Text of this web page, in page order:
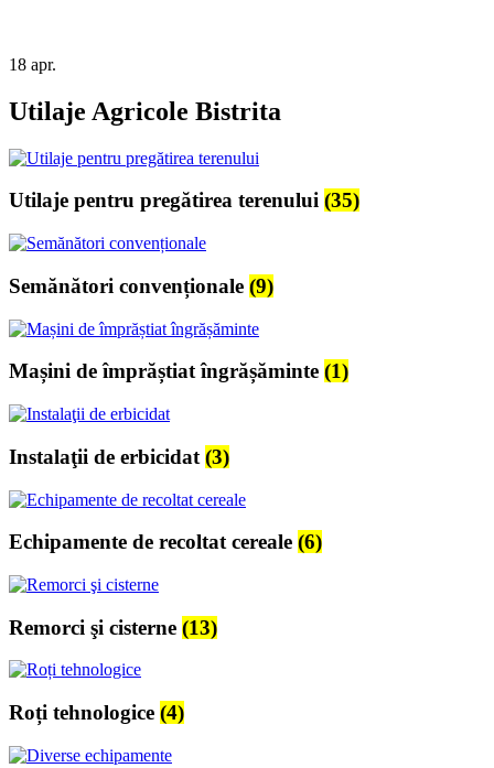
18 apr.
Utilaje Agricole Bistrita
Utilaje pentru pregătirea terenului (35)
Semănători convenționale (9)
Mașini de împrăștiat îngrășăminte (1)
Instalaţii de erbicidat (3)
Echipamente de recoltat cereale (6)
Remorci şi cisterne (13)
Roți tehnologice (4)